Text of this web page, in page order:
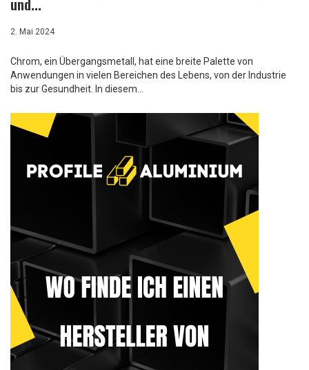
und...
2. Mai 2024
Chrom, ein Übergangsmetall, hat eine breite Palette von
Anwendungen in vielen Bereichen des Lebens, von der Industrie
bis zur Gesundheit. In diesem...